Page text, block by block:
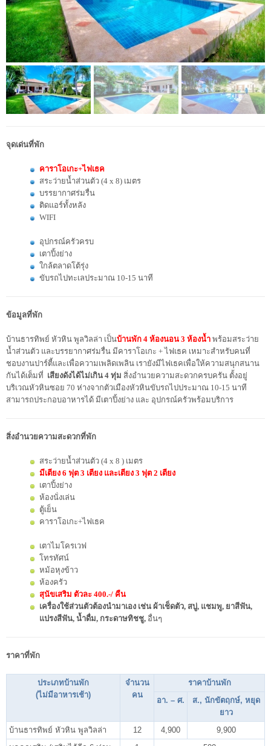
จุดเด่นที่พัก
คาราโอเกะ+ไฟเธค
สระว่ายน้ำส่วนตัว (4 x 8) เมตร
บรรยากาศร่มรื่น
ติดแอร์ทั้งหลัง
WIFI
อุปกรณ์ครัวครบ
เตาปิ้งย่าง
ใกล้ตลาดโต้รุ่ง
ขับรถไปทะเลประมาณ 10-15 นาที
ข้อมูลที่พัก
บ้านธารทิพย์ หัวหิน พูลวิลล่า เป็นบ้านพัก 4 ห้องนอน 3 ห้องน้ำ พร้อมสระว่าย
น้ำส่วนตัว และบรรยากาศร่มรื่น มีคาราโอเกะ + ไฟเธค เหมาะสำหรับคนที่
ชอบงานปาร์ตี้และเพื่อความเพลิดเพลิน เรายังมีไฟเธคเพื่อให้ความสนุกสนาน
กันได้เต็มที่ เสียงดังได้ไม่เกิน 4 ทุ่ม สิ่งอำนวยความสะดวกครบครัน ตั้งอยู่
บริเวณหัวหินซอย 70 ห่างจากตัวเมืองหัวหินขับรถไปประมาณ 10-15 นาที
สามารถประกอบอาหารได้ มีเตาปิ้งย่าง และ อุปกรณ์ครัวพร้อมบริการ
สิ่งอำนวยความสะดวกที่พัก
สระว่ายน้ำส่วนตัว (4 x 8 ) เมตร
มีเตียง 6 ฟุต 3 เตียง และเตียง 3 ฟุต 2 เตียง
เตาปิ้งย่าง
ห้องนั่งเล่น
ตู้เย็น
คาราโอเกะ+ไฟเธค
เตาไมโครเวฟ
โทรทัศน์
หม้อหุงข้าว
ห้องครัว
สุนัขเสริม ตัวละ 400.-/ คืน
เครื่องใช้ส่วนตัวต้องนำมาเอง เช่น ผ้าเช็ดตัว, สบู่, แชมพู, ยาสีฟัน,
แปรงสีฟัน, น้ำดื่ม, กระดาษทิชชู, อื่นๆ
ราคาที่พัก
ประเภทบ้านพัก
(ไม่มีอาหารเช้า)
จำนวน
คน
ราคาบ้านพัก
อา. – ศ.
ส., นักขัตฤกษ์, หยุด
ยาว
บ้านธารทิพย์ หัวหิน พูลวิลล่า
12 4,900
9,900